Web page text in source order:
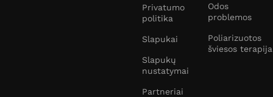
Privatumo
politika
Slapukai
Slapukų
nustatymai
Partneriai
Odos
problemos
Poliarizuotos
šviesos terapija